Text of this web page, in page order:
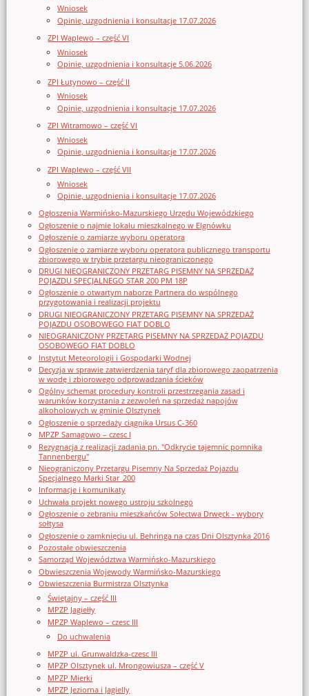
Wniosek
Opinie, uzgodnienia i konsultacje 17.07.2026
ZPI Waplewo – część VI
Wniosek
Opinie, uzgodnienia i konsultacje 5.06.2026
ZPI Łutynowo – część II
Wniosek
Opinie, uzgodnienia i konsultacje 17.07.2026
ZPI Witramowo – część VI
Wniosek
Opinie, uzgodnienia i konsultacje 17.07.2026
ZPI Waplewo – część VII
Wniosek
Opinie, uzgodnienia i konsultacje 17.07.2026
Ogłoszenia Warmińsko-Mazurskiego Urzędu Wojewódzkiego
Ogłoszenie o najmie lokalu mieszkalnego w Elgnówku
Ogłoszenie o zamiarze wyboru operatora
Ogłoszenie o zamiarze wyboru operatora publicznego transportu
zbiorowego w trybie przetargu nieograniczonego
DRUGI NIEOGRANICZONY PRZETARG PISEMNY NA SPRZEDAŻ
POJAZDU SPECJALNEGO STAR 200 PM 18P
Ogłoszenie o otwartym naborze Partnera do wspólnego
przygotowania i realizacji projektu
DRUGI NIEOGRANICZONY PRZETARG PISEMNY NA SPRZEDAŻ
POJAZDU OSOBOWEGO FIAT DOBLO
NIEOGRANICZONY PRZETARG PISEMNY NA SPRZEDAŻ POJAZDU
OSOBOWEGO FIAT DOBLO
Instytut Meteorologii i Gospodarki Wodnej
Decyzja w sprawie zatwierdzenia taryf dla zbiorowego zaopatrzenia
w wodę i zbiorowego odprowadzania ścieków
Ogólny schemat procedury kontroli przestrzegania zasad i
warunków korzystania z zezwoleń na sprzedaż napojów
alkoholowych w gminie Olsztynek
Ogłoszenie o sprzedaży ciągnika Ursus C-360
MPZP Samagowo – czesc I
Rezygnacja z realizacji zadania pn. "Odkrycie tajemnic pomnika
Tannenbergu"
Nieograniczony Przetargu Pisemny Na Sprzedaż Pojazdu
Specjalnego Marki Star_200
Informacje i komunikaty
Uchwała projekt nowego ustroju szkolnego
Ogłoszenie o zebraniu mieszkańców Sołectwa Drwęck - wybory
sołtysa
Ogłoszenie o zamknięciu ul. Behringa na czas Dni Olsztynka 2016
Pozostałe obwieszczenia
Samorząd Województwa Warmińsko-Mazurskiego
Obwieszczenia Wojewody Warmińsko-Mazurskiego
Obwieszczenia Burmistrza Olsztynka
Świętajny – część III
MPZP Jagiełły
MPZP Waplewo – czesc III
Do uchwalenia
MPZP ul. Grunwaldzka-czesc III
MPZP Olsztynek ul. Mrongowiusza – część V
MPZP Mierki
MPZP Jeziorna i Jagielly